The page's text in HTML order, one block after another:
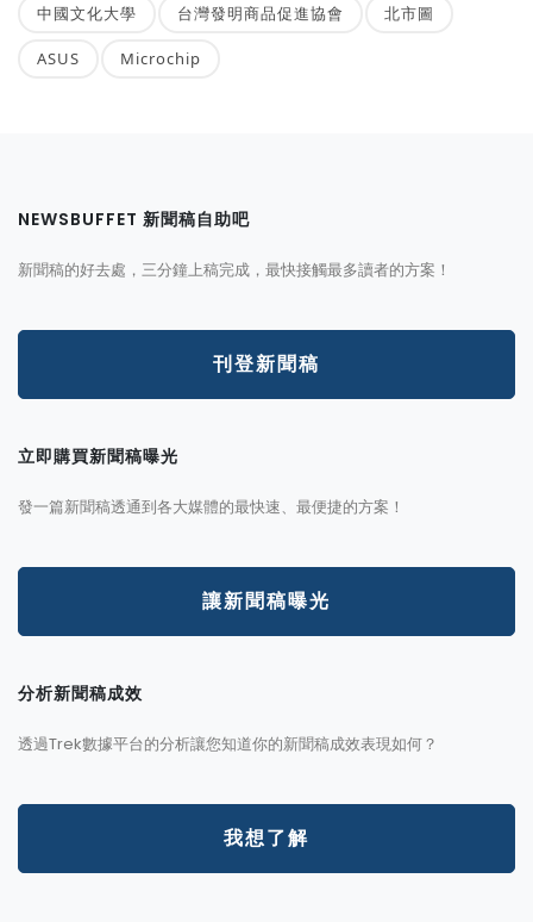
中國文化大學 台灣發明商品促進協會 北市圖
ASUS Microchip
NEWSBUFFET 新聞稿自助吧
新聞稿的好去處，三分鐘上稿完成，最快接觸最多讀者的方案！
刊登新聞稿
立即購買新聞稿曝光
發一篇新聞稿透通到各大媒體的最快速、最便捷的方案！
讓新聞稿曝光
分析新聞稿成效
透過Trek數據平台的分析讓您知道你的新聞稿成效表現如何？
我想了解